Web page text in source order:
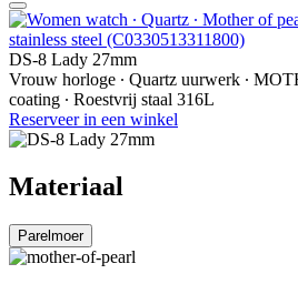
DS-8 Lady 27mm
Vrouw horloge ∙ Quartz uurwerk ∙
coating ∙ Roestvrij staal 316L
Reserveer in een winkel
Materiaal
Parelmoer